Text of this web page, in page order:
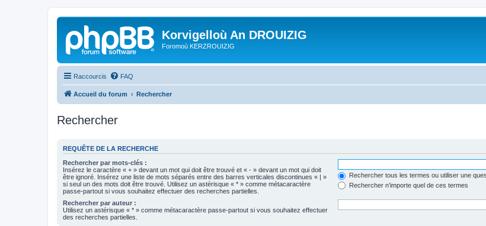
Korvigelloù An DROUIZIG
Foromoù KERZROUIZIG
Raccourcis FAQ
Accueil du forum Rechercher
Rechercher
REQUÊTE DE LA RECHERCHE
Rechercher par mots-clés :
Insérez le caractère « + » devant un mot qui doit être trouvé et « - » devant un mot qui doit
être ignoré. Insérez une liste de mots séparés entre des barres verticales discontinues « | »
si seul un des mots doit être trouvé. Utilisez un astérisque « * » comme métacaractère
passe-partout si vous souhaitez effectuer des recherches partielles.
Rechercher tous les termes ou utiliser une
Rechercher n’importe quel de ces termes
Rechercher par auteur :
Utilisez un astérisque « * » comme métacaractère passe-partout si vous souhaitez effectuer
des recherches partielles.